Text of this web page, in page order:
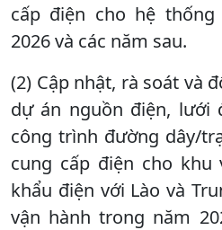
cấp điện cho hệ
2026 và các năm sau.
(2) Cập nhật, rà soát và
dự án nguồn điện, lưới
công trình đường dây/
cung cấp điện cho khu
khẩu điện với Lào và
vận hành trong năm